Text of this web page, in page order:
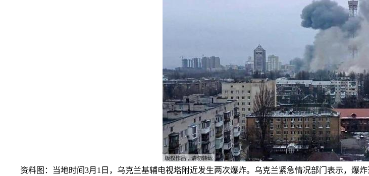
资料图：当地时间3月1日，乌克兰基辅电视塔附近发生两次爆炸。乌克兰紧急情况部门表示，爆